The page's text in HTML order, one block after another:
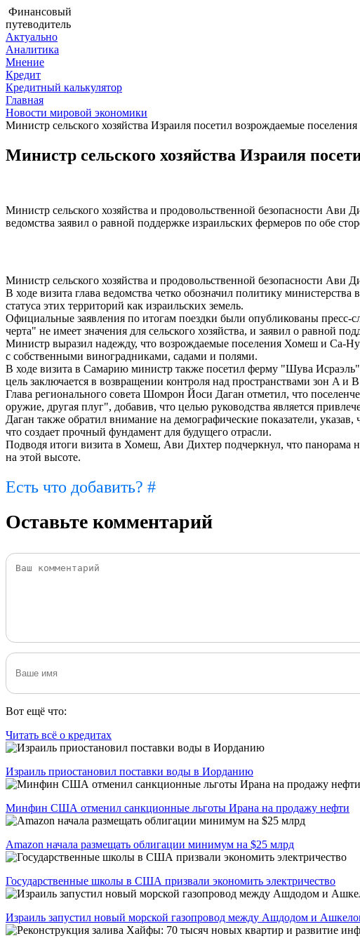
Финансовый
путеводитель
Актуально
Аналитика
Мнение
Кредит
Кредитный калькулятор
Главная
Новости мировой экономики
Министр сельского хозяйства Израиля посетил возрождаемые
Министр сельского хозяйства Израиля
Министр сельского хозяйства и продовольственной безопасности
ведомства заявил о равной поддержке израильских фермеров по обе
Министр сельского хозяйства и продовольственной безопасности
В ходе визита глава ведомства четко обозначил политику
статуса этих территорий как израильских земель.
Официальные заявления по итогам поездки были опубликованы пресс-
черта" не имеет значения для сельского хозяйства, и заявил о равной
Министр выразил надежду, что возрождаемые поселения Хомеш и Са-
с собственными виноградниками, садами и полями.
В ходе визита в Самарию министр также посетил ферму "Шува
цель заключается в возвращении контроля над пространствами зон A и
Глава регионального совета Шомрон Йоси Даган отметил, что
оружие, другая плуг", добавив, что целью руководства является
Даган также обратил внимание на демографические показатели,
что создает прочный фундамент для будущего отрасли.
Подводя итоги визита в Хомеш, Ави Дихтер подчеркнул, что панорама
на этой высоте.
Есть что добавить? #
Оставьте комментарий
Вот ещё что:
Читать всё о кредитах
Израиль приостановил поставки воды в Иорданию
Минфин США отменил санкционные льготы Ирана на продажу нефти
Amazon начала размещать облигации минимум на $25 млрд
Государственные школы в США призвали экономить электричество
Израиль запустил новый морской газопровод между Ашдодом и